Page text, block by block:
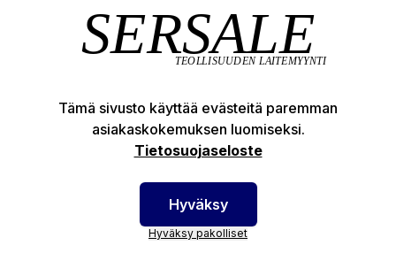
KORJAUSSARJA (VANHA) HYDRA-
416,03 €
LISÄÄ OSTOSKORIIN
Tämä sivusto käyttää evästeitä paremman
asiakaskokemuksen luomiseksi.
Tietosuojaseloste
Hyväksy
Hyväksy pakolliset